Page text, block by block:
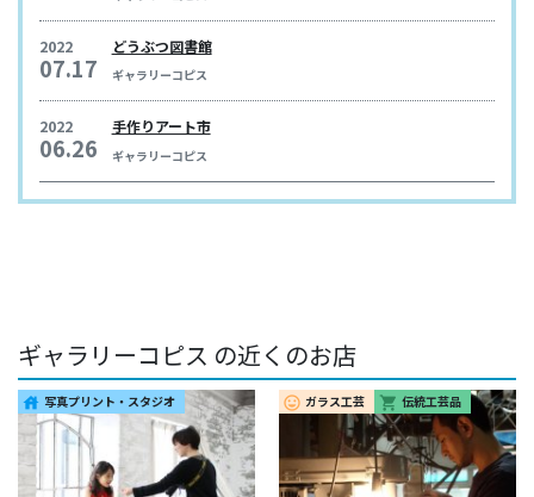
2022
07.17
どうぶつ図書館
ギャラリーコピス
2022
06.26
手作りアート市
ギャラリーコピス
ギャラリーコピス の近くのお店
house 写真プリント・スタジオ insert_emoticon ガラス工芸 shopping_cart 伝統工芸品